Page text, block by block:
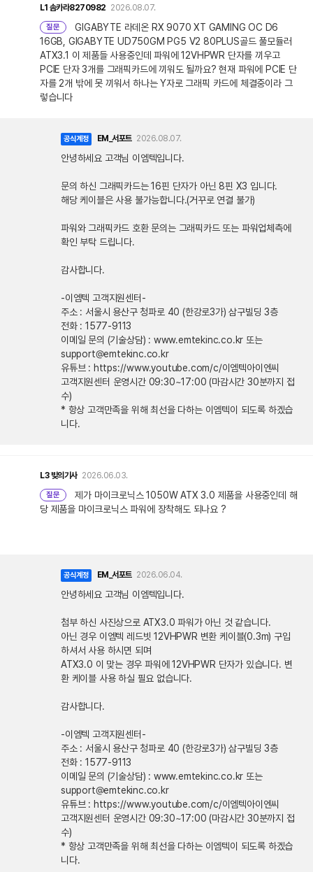
L1 솜카라8270982 2026.08.07.
질문
GIGABYTE 라데온 RX 9070 XT GAMING OC D6
16GB, GIGABYTE UD750GM PG5 V2 80PLUS골드 풀모듈러
ATX3.1 이 제품들 사용중인데 파워에 12VHPWR 단자를 끼우고
PCIE 단자 3개를 그래픽카드에 끼워도 될까요? 현재 파워에 PCIE 단
자를 2개 밖에 못 끼워서 하나는 Y자로 그래픽 카드에 체결중이라 그
렇습니다
공식계정 EM_서포트 2026.08.07.
안녕하세요 고객님 이엠텍입니다.
문의 하신 그래픽카드는 16핀 단자가 아닌 8핀 X3 입니다.
해당 케이블은 사용 불가능합니다.(거꾸로 연결 불가)
파워와 그래픽카드 호환 문의는 그래픽카드 또는 파워업체측에
확인 부탁 드립니다.
감사합니다.
-이엠텍 고객지원센터-
주소 : 서울시 용산구 청파로 40 (한강로3가) 삼구빌딩 3층
전화 : 1577-9113
이메일 문의 (기술상담) : www.emtekinc.co.kr 또는
support@emtekinc.co.kr
유튜브 : https://www.youtube.com/c/이엠텍아이엔씨
고객지원센터 운영시간 09:30~17:00 (마감시간 30분까지 접
수)
* 항상 고객만족을 위해 최선을 다하는 이엠텍이 되도록 하겠습
니다.
L3 빚의기사 2026.06.03.
질문
제가 마이크로닉스 1050W ATX 3.0 제품을 사용중인데 해
당 제품을 마이크로닉스 파워에 장착해도 되나요 ?
공식계정 EM_서포트 2026.06.04.
안녕하세요 고객님 이엠텍입니다.
첨부 하신 사진상으로 ATX3.0 파워가 아닌 것 같습니다.
아닌 경우 이엠텍 레드빗 12VHPWR 변환 케이블(0.3m) 구입
하셔서 사용 하시면 되며
ATX3.0 이 맞는 경우 파워에 12VHPWR 단자가 있습니다. 변
환 케이블 사용 하실 필요 없습니다.
감사합니다.
-이엠텍 고객지원센터-
주소 : 서울시 용산구 청파로 40 (한강로3가) 삼구빌딩 3층
전화 : 1577-9113
이메일 문의 (기술상담) : www.emtekinc.co.kr 또는
support@emtekinc.co.kr
유튜브 : https://www.youtube.com/c/이엠텍아이엔씨
고객지원센터 운영시간 09:30~17:00 (마감시간 30분까지 접
수)
* 항상 고객만족을 위해 최선을 다하는 이엠텍이 되도록 하겠습
니다.